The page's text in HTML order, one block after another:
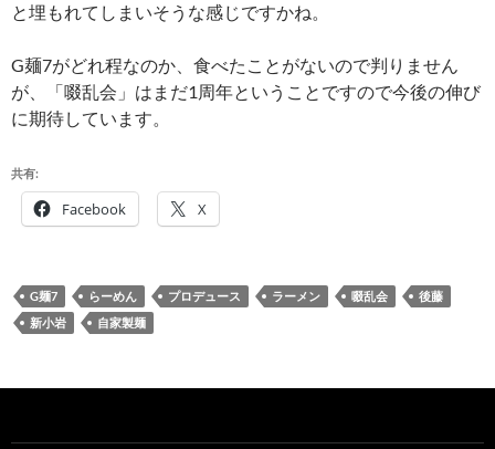
と埋もれてしまいそうな感じですかね。
G麺7がどれ程なのか、食べたことがないので判りません
が、「啜乱会」はまだ1周年ということですので今後の伸び
に期待しています。
共有:
Facebook X
G麺7 らーめん プロデュース ラーメン 啜乱会
後藤
新小岩
自家製麺